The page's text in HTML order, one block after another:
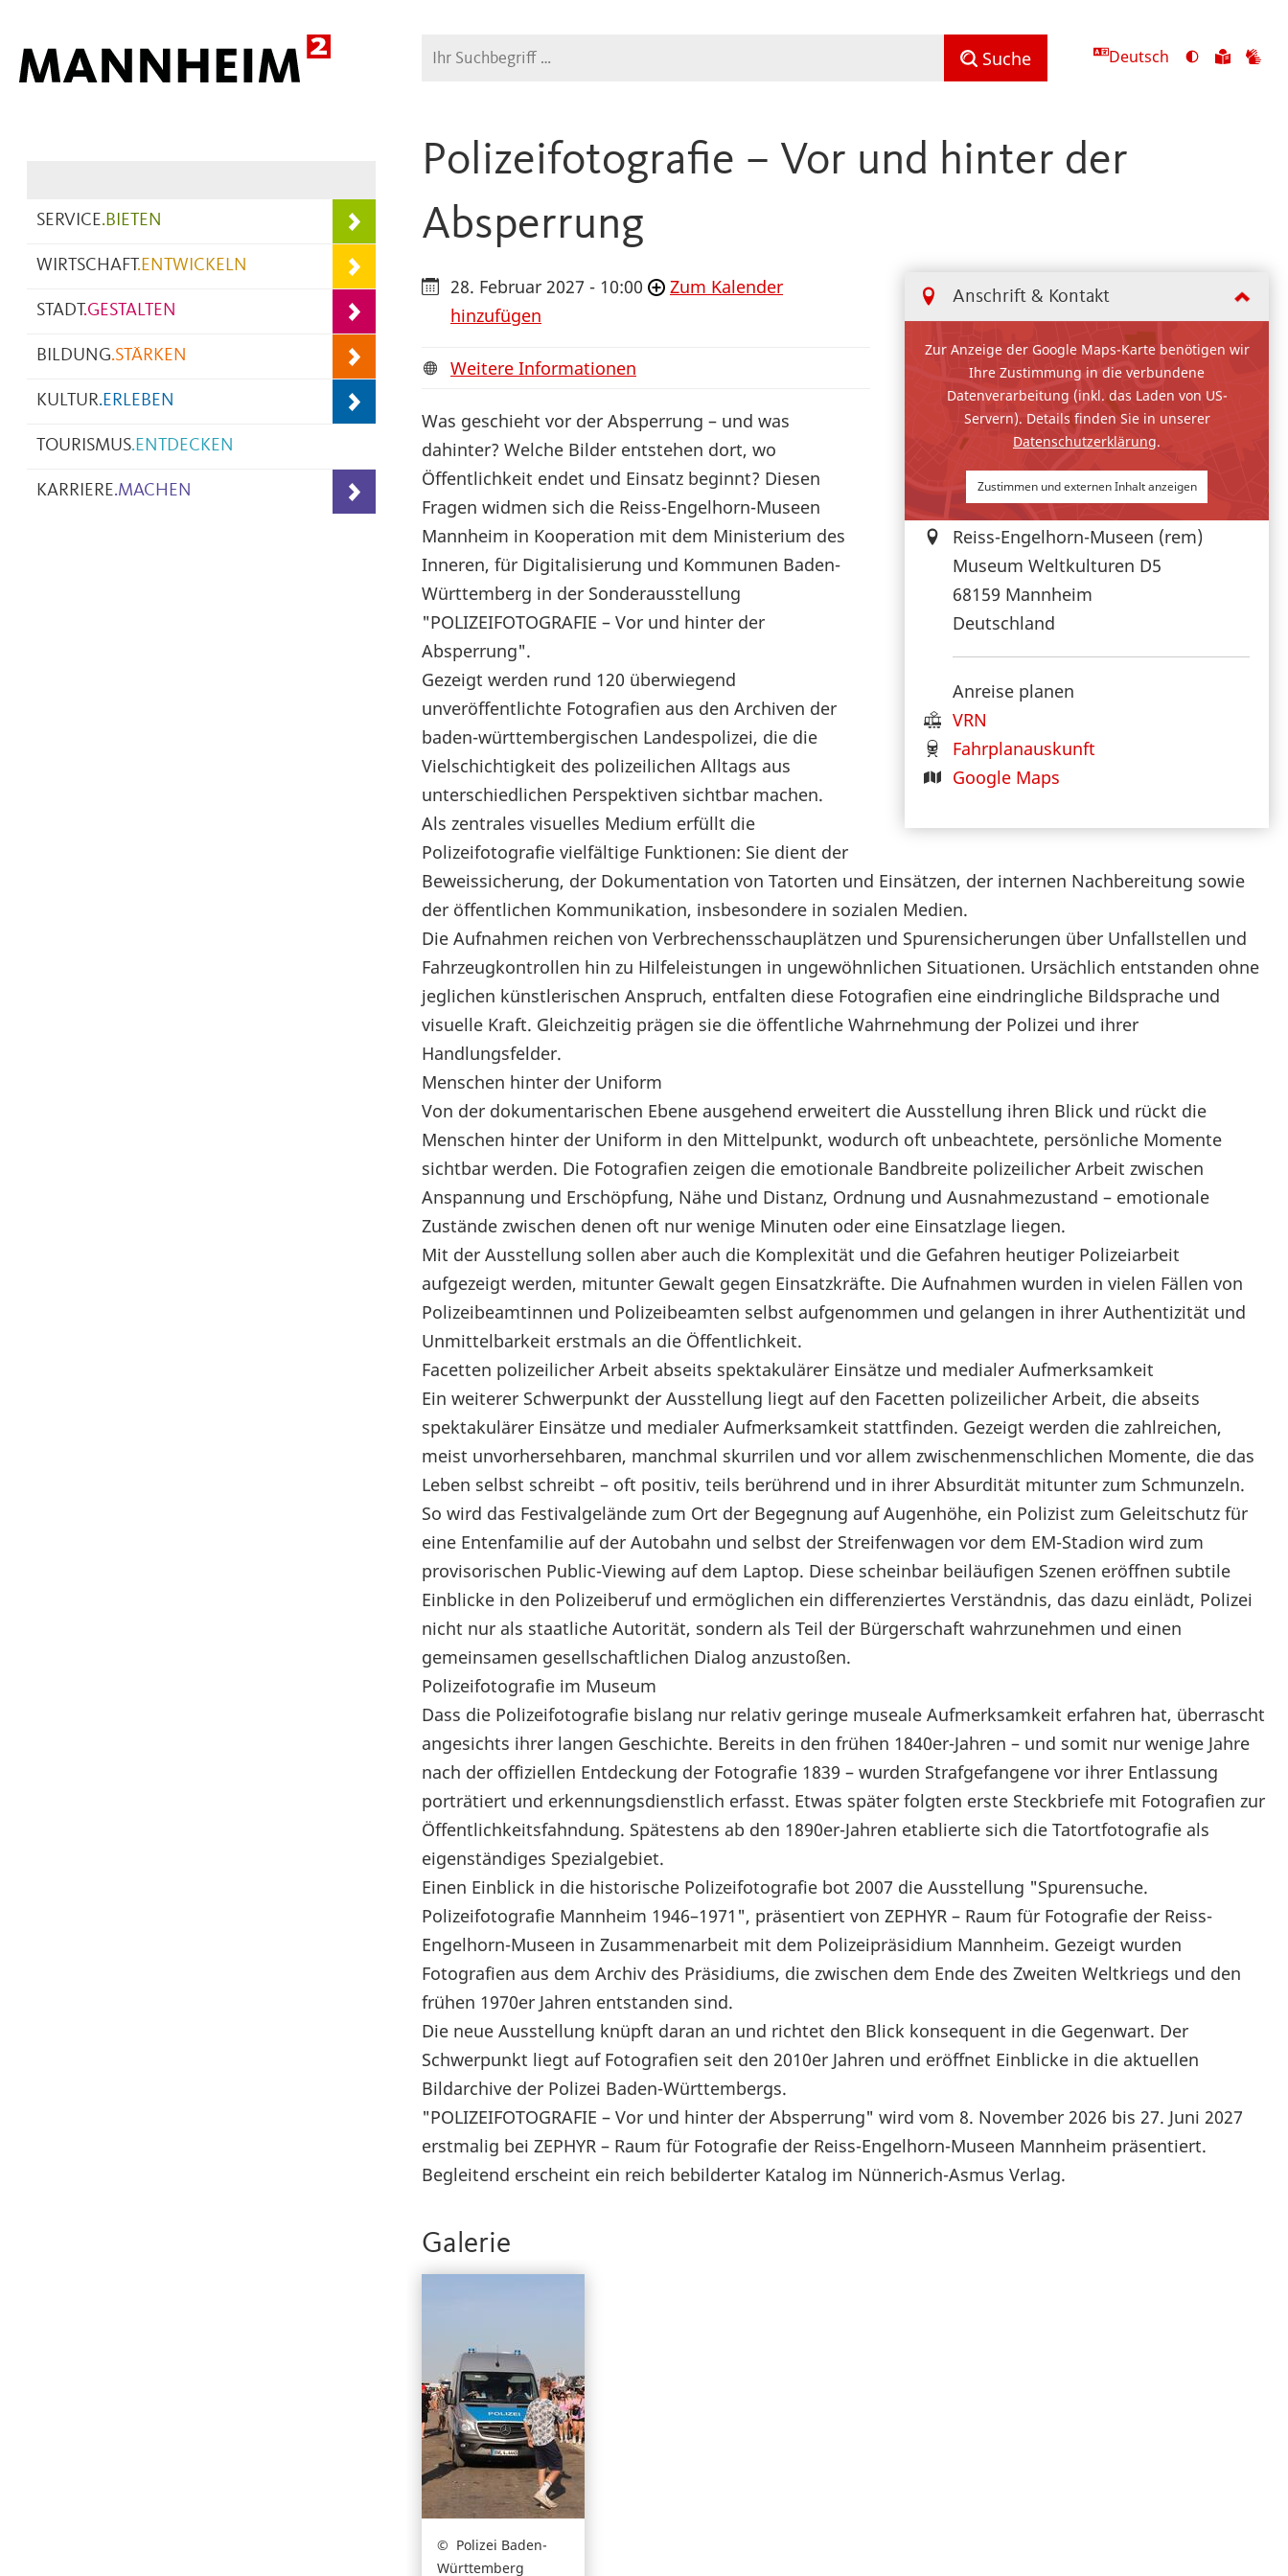
Suche Suche Deutsch
Ansicht
Zu
SERVICE.BIETEN
WIRTSCHAFT.ENTWICKELN
STADT.GESTALTEN
BILDUNG.STÄRKEN
KULTUR.ERLEBEN
TOURISMUS.ENTDECKEN
KARRIERE.MACHEN
Polizeifotografie – Vor und hinter der
Absperrung
Anschrift & Kontakt
Zur Anzeige der Google Maps-Karte benötigen wir
Ihre Zustimmung in die verbundene
Datenverarbeitung (inkl. das Laden von US-
Servern). Details finden Sie in unserer
Datenschutzerklärung.
Zustimmen und externen Inhalt anzeigen
Reiss-Engelhorn-Museen (rem)
Museum Weltkulturen D5
68159 Mannheim
Deutschland
Anreise planen
VRN
Fahrplanauskunft
Google Maps
28. Februar 2027 - 10:00
Zum Kalender
hinzufügen
Weitere Informationen
Was geschieht vor der Absperrung – und was
dahinter? Welche Bilder entstehen dort, wo
Öffentlichkeit endet und Einsatz beginnt? Diesen
Fragen widmen sich die Reiss-Engelhorn-Museen
Mannheim in Kooperation mit dem Ministerium des
Inneren, für Digitalisierung und Kommunen Baden-
Württemberg in der Sonderausstellung
"POLIZEIFOTOGRAFIE – Vor und hinter der
Absperrung".
Gezeigt werden rund 120 überwiegend
unveröffentlichte Fotografien aus den Archiven der
baden-württembergischen Landespolizei, die die
Vielschichtigkeit des polizeilichen Alltags aus
unterschiedlichen Perspektiven sichtbar machen.
Als zentrales visuelles Medium erfüllt die
Polizeifotografie vielfältige Funktionen: Sie dient der
Beweissicherung, der Dokumentation von Tatorten und Einsätzen, der internen Nachbereitung sowie
der öffentlichen Kommunikation, insbesondere in sozialen Medien.
Die Aufnahmen reichen von Verbrechensschauplätzen und Spurensicherungen über Unfallstellen und
Fahrzeugkontrollen hin zu Hilfeleistungen in ungewöhnlichen Situationen. Ursächlich entstanden ohne
jeglichen künstlerischen Anspruch, entfalten diese Fotografien eine eindringliche Bildsprache und
visuelle Kraft. Gleichzeitig prägen sie die öffentliche Wahrnehmung der Polizei und ihrer
Handlungsfelder.
Menschen hinter der Uniform
Von der dokumentarischen Ebene ausgehend erweitert die Ausstellung ihren Blick und rückt die
Menschen hinter der Uniform in den Mittelpunkt, wodurch oft unbeachtete, persönliche Momente
sichtbar werden. Die Fotografien zeigen die emotionale Bandbreite polizeilicher Arbeit zwischen
Anspannung und Erschöpfung, Nähe und Distanz, Ordnung und Ausnahmezustand – emotionale
Zustände zwischen denen oft nur wenige Minuten oder eine Einsatzlage liegen.
Mit der Ausstellung sollen aber auch die Komplexität und die Gefahren heutiger Polizeiarbeit
aufgezeigt werden, mitunter Gewalt gegen Einsatzkräfte. Die Aufnahmen wurden in vielen Fällen von
Polizeibeamtinnen und Polizeibeamten selbst aufgenommen und gelangen in ihrer Authentizität und
Unmittelbarkeit erstmals an die Öffentlichkeit.
Facetten polizeilicher Arbeit abseits spektakulärer Einsätze und medialer Aufmerksamkeit
Ein weiterer Schwerpunkt der Ausstellung liegt auf den Facetten polizeilicher Arbeit, die abseits
spektakulärer Einsätze und medialer Aufmerksamkeit stattfinden. Gezeigt werden die zahlreichen,
meist unvorhersehbaren, manchmal skurrilen und vor allem zwischenmenschlichen Momente, die das
Leben selbst schreibt – oft positiv, teils berührend und in ihrer Absurdität mitunter zum Schmunzeln.
So wird das Festivalgelände zum Ort der Begegnung auf Augenhöhe, ein Polizist zum Geleitschutz für
eine Entenfamilie auf der Autobahn und selbst der Streifenwagen vor dem EM-Stadion wird zum
provisorischen Public-Viewing auf dem Laptop. Diese scheinbar beiläufigen Szenen eröffnen subtile
Einblicke in den Polizeiberuf und ermöglichen ein differenziertes Verständnis, das dazu einlädt, Polizei
nicht nur als staatliche Autorität, sondern als Teil der Bürgerschaft wahrzunehmen und einen
gemeinsamen gesellschaftlichen Dialog anzustoßen.
Polizeifotografie im Museum
Dass die Polizeifotografie bislang nur relativ geringe museale Aufmerksamkeit erfahren hat, überrascht
angesichts ihrer langen Geschichte. Bereits in den frühen 1840er-Jahren – und somit nur wenige Jahre
nach der offiziellen Entdeckung der Fotografie 1839 – wurden Strafgefangene vor ihrer Entlassung
porträtiert und erkennungsdienstlich erfasst. Etwas später folgten erste Steckbriefe mit Fotografien zur
Öffentlichkeitsfahndung. Spätestens ab den 1890er-Jahren etablierte sich die Tatortfotografie als
eigenständiges Spezialgebiet.
Einen Einblick in die historische Polizeifotografie bot 2007 die Ausstellung "Spurensuche.
Polizeifotografie Mannheim 1946–1971", präsentiert von ZEPHYR – Raum für Fotografie der Reiss-
Engelhorn-Museen in Zusammenarbeit mit dem Polizeipräsidium Mannheim. Gezeigt wurden
Fotografien aus dem Archiv des Präsidiums, die zwischen dem Ende des Zweiten Weltkriegs und den
frühen 1970er Jahren entstanden sind.
Die neue Ausstellung knüpft daran an und richtet den Blick konsequent in die Gegenwart. Der
Schwerpunkt liegt auf Fotografien seit den 2010er Jahren und eröffnet Einblicke in die aktuellen
Bildarchive der Polizei Baden-Württembergs.
"POLIZEIFOTOGRAFIE – Vor und hinter der Absperrung" wird vom 8. November 2026 bis 27. Juni 2027
erstmalig bei ZEPHYR – Raum für Fotografie der Reiss-Engelhorn-Museen Mannheim präsentiert.
Begleitend erscheint ein reich bebilderter Katalog im Nünnerich-Asmus Verlag.
Galerie
Polizei Baden-
Württemberg